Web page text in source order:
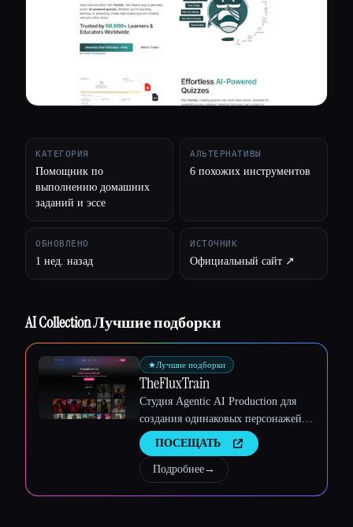
КАТЕГОРИЯ
Помощник по
выполнению домашних
заданий и эссе
АЛЬТЕРНАТИВЫ
6 похожих инструментов
ОБНОВЛЕНО
1 нед. назад
ИСТОЧНИК
Официальный сайт ↗︎
AI Collection Лучшие подборки
★Лучшие подборки
TheFluxTrain
Студия Agentic AI Production для
создания одинаковых персонажей,
рабочих процессов и видео
ПОСЕЩАТЬ
Подробнее→